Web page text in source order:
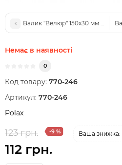
Валик "Велюр" 150х30 мм з
Немає в наявності
0
Код товару: 770-246
Артикул: 770-246
Polax
123 грн. -9 % Ваша знижка:
112 грн.